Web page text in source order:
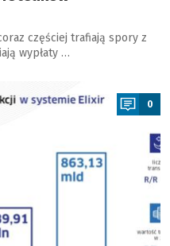
częściej trafiają spory z
wypłaty …
0